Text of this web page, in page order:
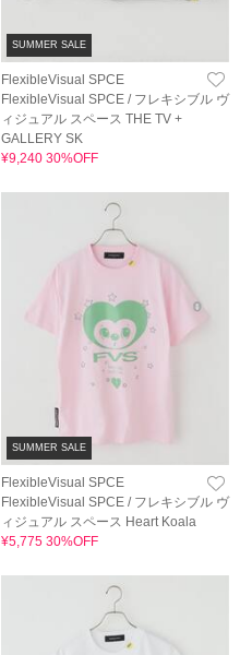
SUMMER SALE
FlexibleVisual SPCE
FlexibleVisual SPCE / フレキシブル ヴ
ィジュアル スペース THE TV +
GALLERY SK
¥9,240 30%OFF
SUMMER SALE
FlexibleVisual SPCE
FlexibleVisual SPCE / フレキシブル ヴ
ィジュアル スペース Heart Koala
¥5,775 30%OFF